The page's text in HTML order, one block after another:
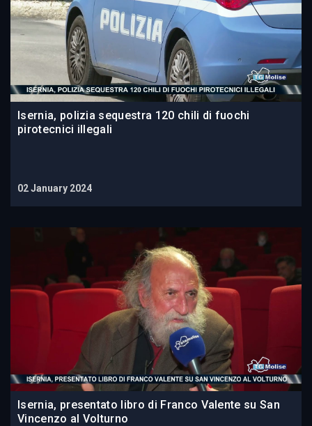
Isernia, polizia sequestra 120 chili di fuochi
pirotecnici illegali
02 January 2024
Isernia, presentato libro di Franco Valente su San
Vincenzo al Volturno